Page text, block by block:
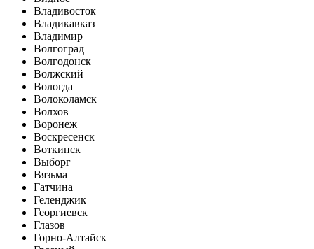
Владивосток
Владикавказ
Владимир
Волгоград
Волгодонск
Волжский
Вологда
Волоколамск
Волхов
Воронеж
Воскресенск
Воткинск
Выборг
Вязьма
Гатчина
Геленджик
Георгиевск
Глазов
Горно-Алтайск